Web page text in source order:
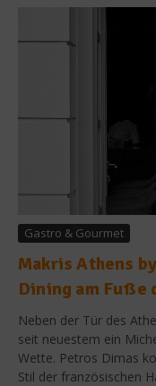
Gastro & Gourmet
Makris Athens
Dining am Fuße
Neben der Tür des
seit neuestem ein
Wette. Petros Dimas
Stil der französischen